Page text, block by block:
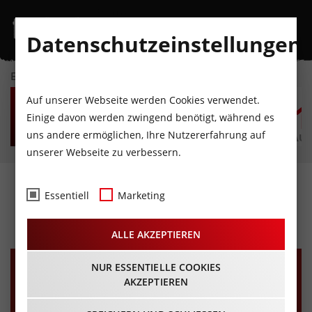
EVENTKALENDER
FR
7
AUGUST
SA
8
AUGUST
SO
9
AUGUST
MO
10
AUGUST
DI
11
AUGUST
Alle wollen „Amore“!
09.10.2023 - Beginn 19:30 Uhr
Datenschutzeinstellungen
Auf unserer Webseite werden Cookies verwendet.
Einige davon werden zwingend benötigt, während es
uns andere ermöglichen, Ihre Nutzererfahrung auf
unserer Webseite zu verbessern.
Essentiell Marketing
ALLE AKZEPTIEREN
NUR ESSENTIELLE COOKIES
AKZEPTIEREN